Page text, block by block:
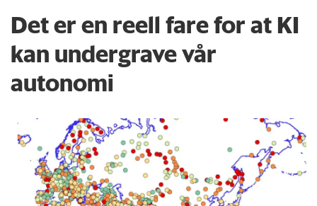
Det er en reell fare for at KI
kan undergrave vår
autonomi